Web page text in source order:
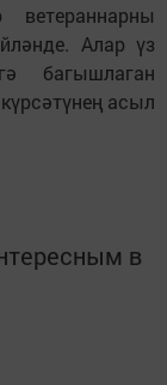
Алар үз
багышлаган
асыл
в